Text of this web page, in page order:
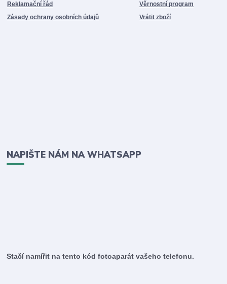
Reklamační řád
Věrnostní program
Zásady ochrany osobních údajů
Vrátit zboží
NAPIŠTE NÁM NA WHATSAPP
Stačí namířit na tento kód fotoaparát vašeho telefonu.